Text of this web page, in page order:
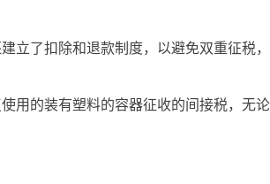
立了扣除和退款制度，以避免双重征税
使用的装有塑料的容器征收的间接税，